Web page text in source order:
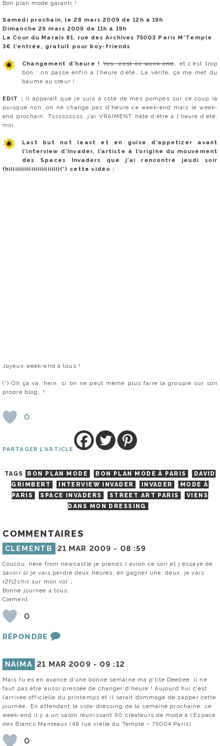
Bon plan mode garanti !
Samedi prochain, le 28 mars 2009 de 12h à 19h
Dimanche 29 mars 2009 de 11h à 19h
La Cour du Marais 81, rue des Archives 75003 Paris M°Temple
3€ l’entrée, gratuit pour boy-friends
Changement d’heure ! Yes, c’est ce week-end… et c’est trop
bon : on passe enfin à l’heure d’été… La vérité, ça me met du
baume au cœur !
EDIT : Il apparaît que je suis à côté de mes pompes sur ce coup là
puisque non, on ne change pas d’heure ce week-end mais le week-
end prochain. Tsssssssss, j’ai VRAIMENT hâte d’être à l’heure d’été,
moi.
Last but not least et en guise d’appetizer avant
l’interview d’Invader, l’artiste à l’origine du mouvement
des Spaces Invaders que j’ai rencontré jeudi soir
(hiiiiiiiiiiiiiiiiiiiiiiii)(*) cette vidéo :
Joyeux week-end à tous !
(*) Oh ça va, hein, si on ne peut même plus faire la groupie sur son
propre blog… !
0
PARTAGER L'ARTICLE
TAGS BON PLAN MODE BON PLAN MODE À PARIS
DAVID
GRIMBERT
INTERVIEW INVADER INVADER
MODE À
PARIS
SPACE INVADERS STREET ART PARIS
VIENS
DANS MON DRESSING
COMMENTAIRES
CLEMENTB 21 MAR 2009 - 08 :59
Coucou, here from newcastle je prends l avion ce soir et j essaye de
savoir si je vais perdre deux heures, en gagner une, deux, je vais
r2fl2chir sur mon vol …
Bonne journee a tous.
Clement
0
RÉPONDRE
NAIMA 21 MAR 2009 -09 :12
Mais tu es en avance d’une bonne semaine ma p’tite Deedee. Il ne
faut pas être aussi pressée de changer d’heure ! Aujourd’hui c’est
l’arrivée officielle du printemps et il serait dommage de zapper cette
journée… En attendant le vide-dressing de la semaine prochaine, ce
week-end il y a un salon réunissant 90 créateurs de mode à l’Espace
des Blancs Manteaux (48 rue vielle du Temple – 75004 Paris).
0